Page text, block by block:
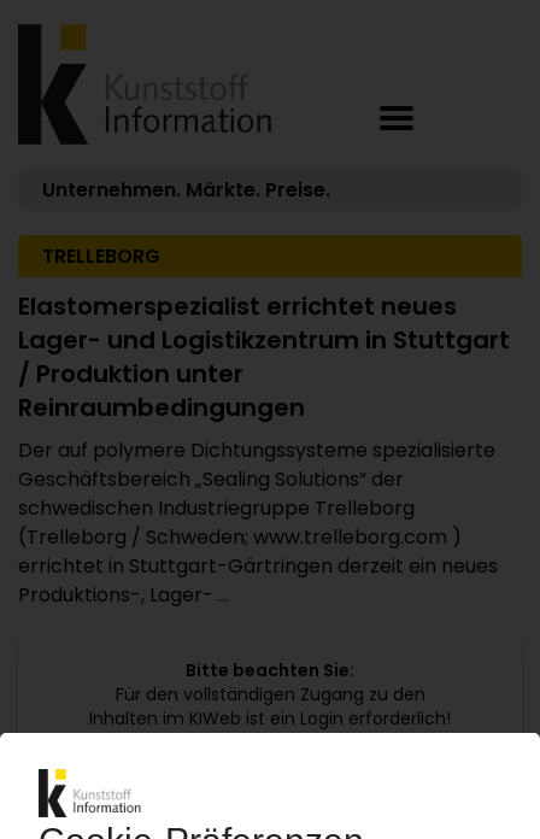
Unternehmen. Märkte. Preise.
TRELLEBORG
Elastomerspezialist errichtet neues
Lager- und Logistikzentrum in Stuttgart
/ Produktion unter
Reinraumbedingungen
Der auf polymere Dichtungssysteme spezialisierte
Geschäftsbereich „Sealing Solutions“ der
schwedischen Industriegruppe Trelleborg
(Trelleborg / Schweden; www.trelleborg.com )
errichtet in Stuttgart-Gärtringen derzeit ein neues
Produktions-, Lager- ...
Bitte beachten Sie:
Für den vollständigen Zugang zu den
Inhalten im KIWeb ist ein Login erforderlich!
Jetzt weiterlesen mit einem KI Abo: